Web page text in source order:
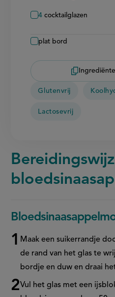
4 cocktailglazen
plat bord
Glutenvrij
Lactosevrij
Maak een suikerrandje
de rand van het glas te
bordje en duw en draai
Vul het glas met een